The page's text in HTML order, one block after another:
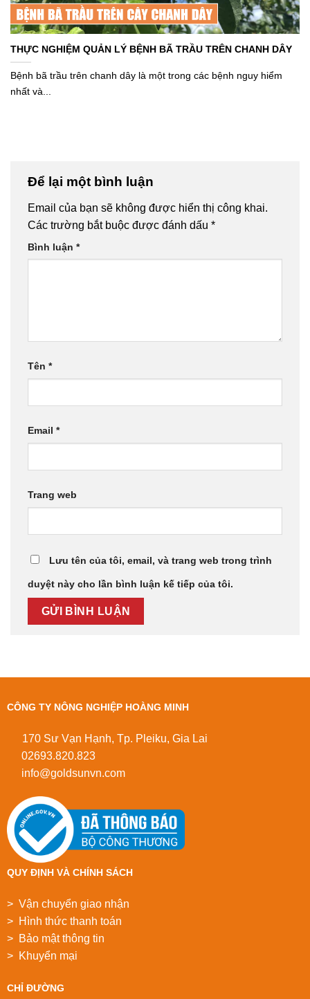
THỰC NGHIỆM QUẢN LÝ BỆNH BÃ TRẦU TRÊN CHANH DÂY
Bệnh bã trầu trên chanh dây là một trong các bệnh nguy hiểm
nhất và...
Để lại một bình luận
Email của bạn sẽ không được hiển thị công khai.
Các trường bắt buộc được đánh dấu *
Bình luận *
Tên *
Email *
Trang web
Lưu tên của tôi, email, và trang web trong trình
duyệt này cho lần bình luận kế tiếp của tôi.
CÔNG TY NÔNG NGHIỆP HOÀNG MINH
170 Sư Vạn Hạnh, Tp. Pleiku, Gia Lai
02693.820.823
info@goldsunvn.com
QUY ĐỊNH VÀ CHÍNH SÁCH
> Vận chuyển giao nhận
> Hình thức thanh toán
> Bảo mật thông tin
> Khuyển mại
CHỈ ĐƯỜNG